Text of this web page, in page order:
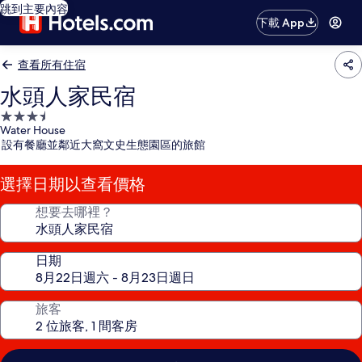
跳到主要內容
下載 App
查看所有住宿
水頭人家民宿
3.5
星
級
住
宿
Water House
設有餐廳並鄰近大窩文史生態園區的旅館
選擇日期以查看價格
想要去哪裡？
日期
旅客